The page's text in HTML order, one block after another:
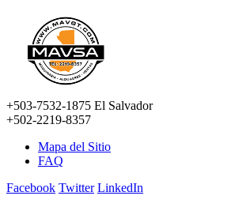
+503-7532-1875 El Salvador
+502-2219-8357
Mapa del Sitio
FAQ
Facebook Twitter LinkedIn